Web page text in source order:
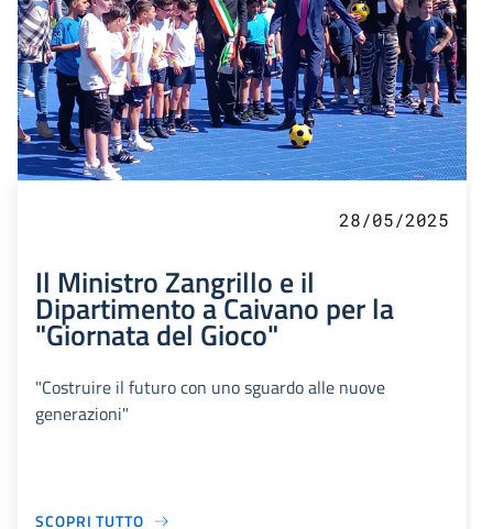
28/05/2025
Il Ministro Zangrillo e il
Dipartimento a Caivano per la
"Giornata del Gioco"
"Costruire il futuro con uno sguardo alle nuove
generazioni"
SCOPRI TUTTO